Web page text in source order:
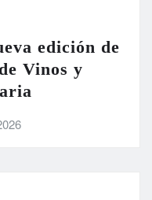
edición de
Vinos y